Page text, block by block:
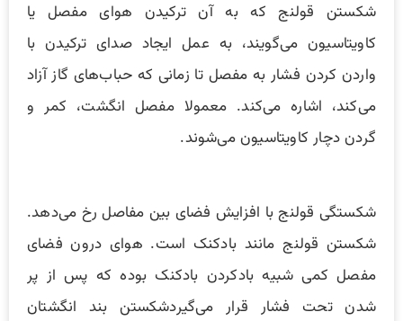
شکستن قولنج که به آن ترکیدن هوای مفصل یا
کاویتاسیون می‌گویند، به عمل ایجاد صدای ترکیدن با
واردن کردن فشار به مفصل تا زمانی که حباب‌های گاز آزاد
می‌کند، اشاره می‌کند. معمولا مفصل انگشت، کمر و
گردن دچار کاویتاسیون می‌شوند.
شکستگی قولنج با افزایش فضای بین مفاصل رخ می‌دهد.
شکستن قولنج مانند بادکنک است. هوای درون فضای
مفصل کمی شبیه بادکردن بادکنک بوده که پس از پر
شدن تحت فشار قرار می‌گیردشکستن بند انگشتان